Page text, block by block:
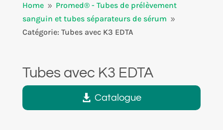
Home 9 Promed® - Tubes de prélèvement
sanguin et tubes séparateurs de sérum 9
Catégorie: Tubes avec K3 EDTA
Tubes avec K3 EDTA
Catalogue